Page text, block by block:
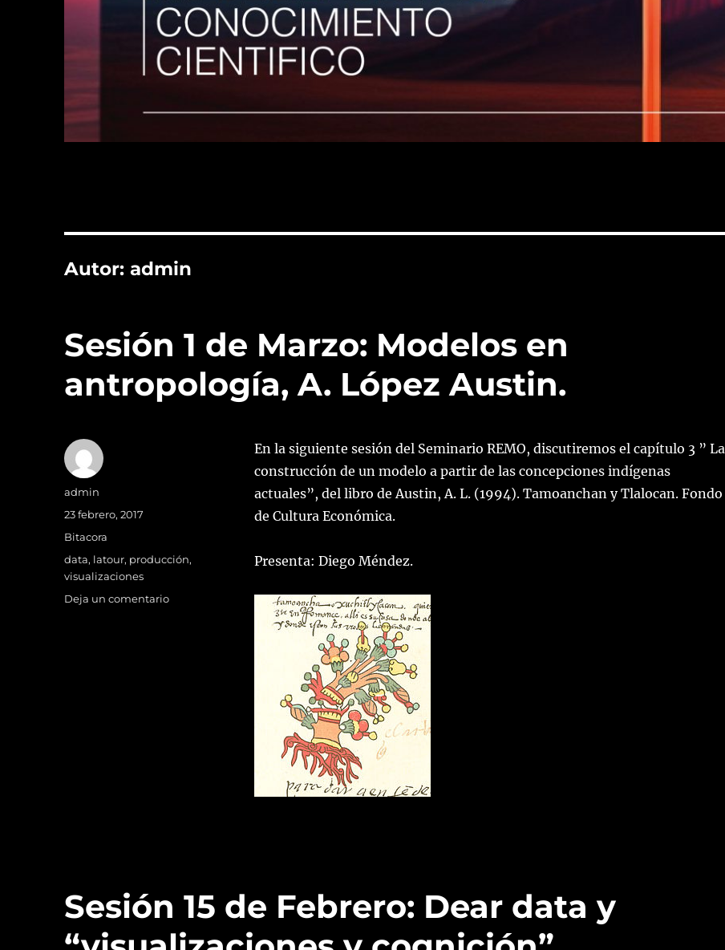
Autor:admin
Sesión 1 de Marzo: Modelos en
antropología, A. López Austin.
En la siguiente sesión del Seminario REMO, discutiremos el capítulo 3 ” La
construcción de un modelo a partir de las concepciones indígenas
actuales”, del libro de Austin, A. L. (1994). Tamoanchan y Tlalocan. Fondo
de Cultura Económica.
Presenta: Diego Méndez.
Autor
admin
Publicado
el
23 febrero, 2017
Categorías
Bitacora
Etiquetas
data, latour, producción,
visualizaciones
Deja un comentarioen
Sesión 15 de Febrero: Dear data y